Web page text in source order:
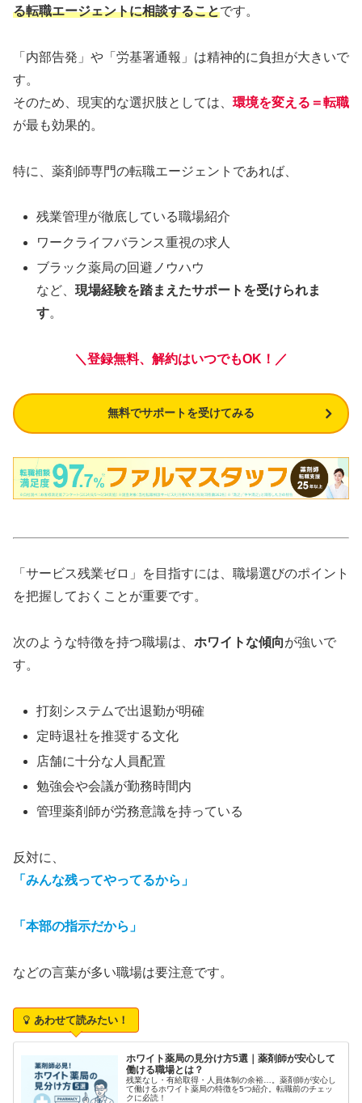
る転職エージェントに相談することです。
「内部告発」や「労基署通報」は精神的に負担が大きいで
す。
そのため、現実的な選択肢としては、 環境を変える＝転職
が最も効果的。
特に、薬剤師専門の転職エージェントであれば、
残業管理が徹底している職場紹介
ワークライフバランス重視の求人
ブラック薬局の回避ノウハウ
など、現場経験を踏まえたサポートを受けられま
す。
＼登録無料、解約はいつでもOK！／
無料でサポートを受けてみる
「サービス残業ゼロ」を目指すには、職場選びのポイント
を把握しておくことが重要です。
次のような特徴を持つ職場は、 ホワイトな傾向が強いで
す。
打刻システムで出退勤が明確
定時退社を推奨する文化
店舗に十分な人員配置
勉強会や会議が勤務時間内
管理薬剤師が労務意識を持っている
反対に、
「みんな残ってやってるから」
「本部の指示だから」
などの言葉が多い職場は要注意です。
あわせて読みたい！
ホワイト薬局の見分け方5選｜薬剤師が安心して
働ける職場とは？
残業なし・有給取得・人員体制の余裕…。薬剤師が安心し
て働けるホワイト薬局の特徴を5つ紹介。転職前のチェッ
クに必読！